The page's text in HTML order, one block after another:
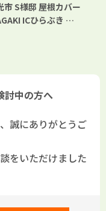
市 S様邸 屋根カバー
ICひらぶき ヒ
』
討中の方へ
誠にありがとうご
をいただけました